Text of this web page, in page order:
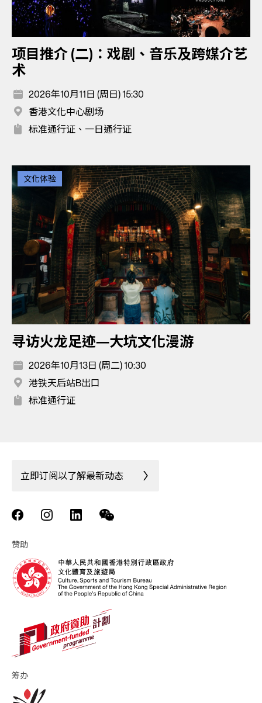
项目推介 (二)：戏剧、音乐及跨媒介艺
术
2026年10月11日 (周日) 15:30
香港文化中心剧场
标准通行证、一日通行证
文化体验
寻访火龙足迹—大坑文化漫游
2026年10月13日 (周二) 10:30
港铁天后站B出口
标准通行证
立即订阅以了解最新动态
赞助
筹办